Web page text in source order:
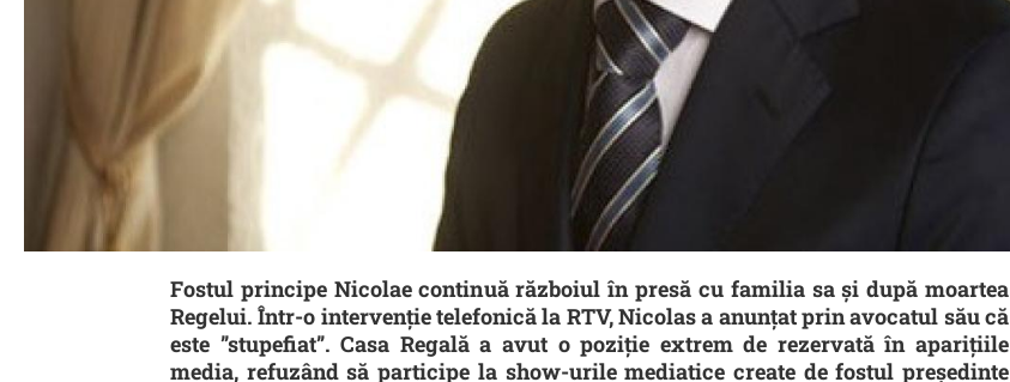
Fostul principe Nicolae continuă războiul în presă cu familia sa și după moartea
Regelui. Într-o intervenție telefonică la RTV, Nicolas a anunțat prin avocatul său că
este ”stupefiat”. Casa Regală a avut o poziție extrem de rezervată în aparițiile
media, refuzând să participe la show-urile mediatice create de fostul președinte